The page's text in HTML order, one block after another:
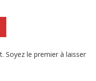
Soyez le premier à laisser